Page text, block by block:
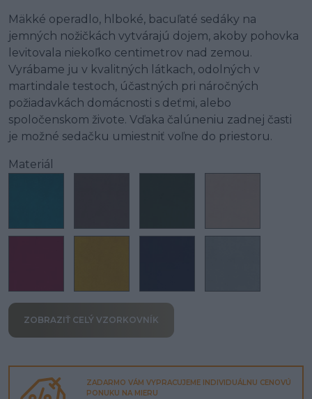
Mäkké operadlo, hlboké, bacuľaté sedáky na
jemných nožičkách vytvárajú dojem, akoby pohovka
levitovala niekoľko centimetrov nad zemou.
Vyrábame ju v kvalitných látkach, odolných v
martindale testoch, účastných pri náročných
požiadavkách domácnosti s deťmi, alebo
spoločenskom živote. Vďaka čalúneniu zadnej časti
je možné sedačku umiestniť voľne do priestoru.
Materiál
ZOBRAZIŤ CELÝ VZORKOVNÍK
ZADARMO VÁM VYPRACUJEME INDIVIDUÁLNU CENOVÚ
PONUKU NA MIERU